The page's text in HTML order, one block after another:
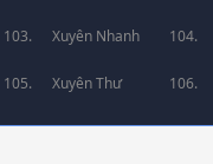
Xuyên Nhanh
Xuyên Thư